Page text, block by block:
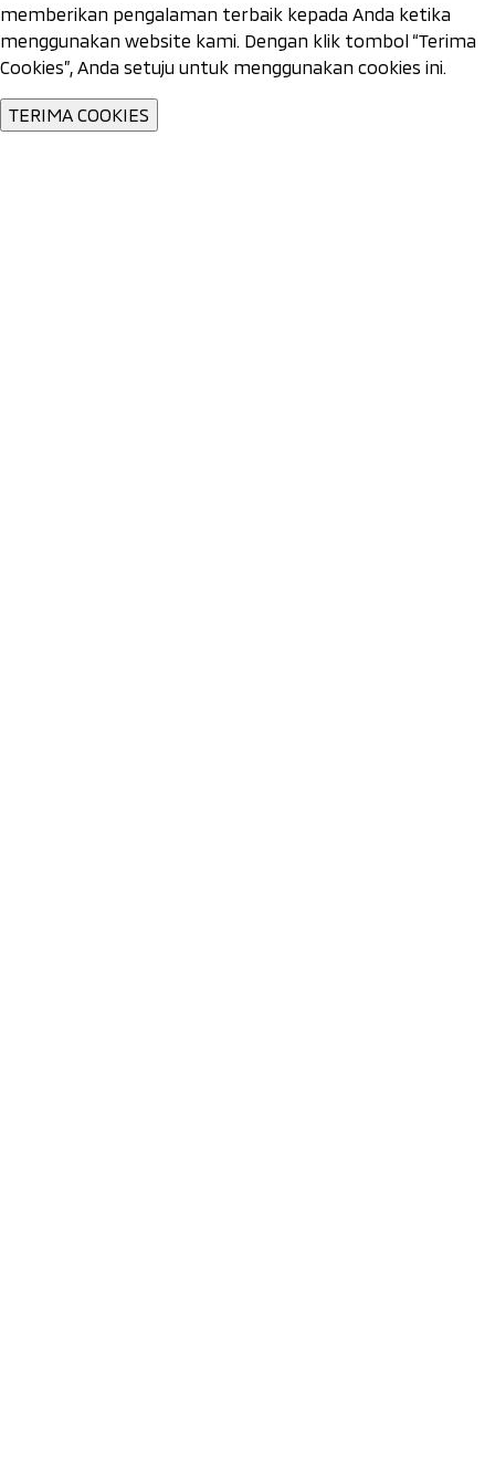
memberikan pengalaman terbaik kepada Anda ketika
menggunakan website kami. Dengan klik tombol “Terima
Cookies”, Anda setuju untuk menggunakan cookies ini.
TERIMA COOKIES